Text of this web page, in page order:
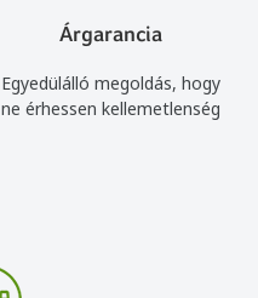
Árgarancia
Egyedülálló megoldás, hogy
ne érhessen kellemetlenség